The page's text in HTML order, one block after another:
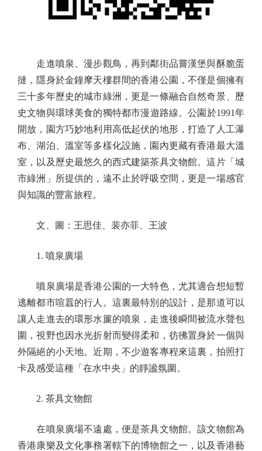
走進噴泉、漫步觀鳥，再到鄰街品嘗漢堡與酥脆蛋
撻，隱身於金鐘摩天樓群間的香港公園，不僅是個擁有
三十多年歷史的城市綠洲，更是一條融合自然奇景、歷
史文物與環球美食的獨特都市漫遊路線。公園於1991年
開放，園方巧妙地利用高低起伏的地形，打造了人工瀑
布、湖泊、溫室等多樣化設施，園內更藏有香港最大溫
室，以及歷史最悠久的西式建築茶具文物館。這片「城
市綠洲」所提供的，遠不止於呼吸空間，更是一場感官
與知識的豐富旅程。
文、圖：王思佳、裴亦菲、王波
1. 噴泉廣場
噴泉廣場是香港公園的一大特色，尤其適合想短暫
逃離都市喧囂的行人。這裏最特別的設計，是那道可以
讓人走進去的環形水簾的噴泉，走進後瞬間被流水聲包
圍，視野也因水光折射而變得柔和，彷彿置身於一個與
外隔絕的小天地。近期，不少遊客專程來這裏，拍照打
卡及感受這種「在水中央」的靜謐氛圍。
2. 茶具文物館
在噴泉廣場不遠處，便是茶具文物館。該文物館為
香港康樂及文化事務署轄下的博物館之一，以及香港藝